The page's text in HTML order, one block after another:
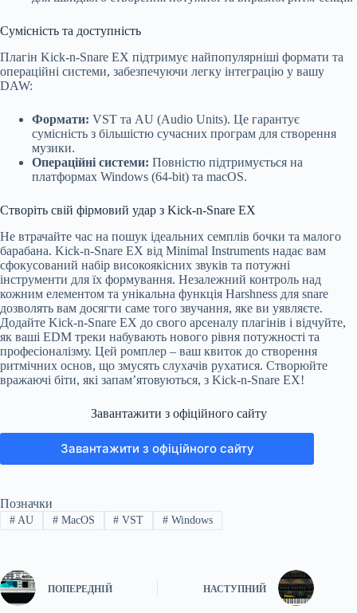
Сумісність та доступність
Плагін Kick-n-Snare EX підтримує найпопулярніші формати та
операційні системи, забезпечуючи легку інтеграцію у вашу
DAW:
Формати: VST та AU (Audio Units). Це гарантує
сумісність з більшістю сучасних програм для створення
музики.
Операційні системи: Повністю підтримується на
платформах Windows (64-bit) та macOS.
Створіть свій фірмовий удар з Kick-n-Snare EX
Не втрачайте час на пошук ідеальних семплів бочки та малого
барабана. Kick-n-Snare EX від Minimal Instruments надає вам
сфокусований набір високоякісних звуків та потужні
інструменти для їх формування. Незалежний контроль над
кожним елементом та унікальна функція Harshness для snare
дозволять вам досягти саме того звучання, яке ви уявляєте.
Додайте Kick-n-Snare EX до свого арсеналу плагінів і відчуйте,
як ваші EDM треки набувають нового рівня потужності та
професіоналізму. Цей ромплер – ваш квиток до створення
ритмічних основ, що змусять слухачів рухатися. Створюйте
вражаючі біти, які запам’ятовуються, з Kick-n-Snare EX!
Завантажити з офіційного сайту
Завантажити з офіційного сайту
Позначки
#AU #MacOS # VST # Windows
ПОПЕРЕДНІЙ НАСТУПНИЙ